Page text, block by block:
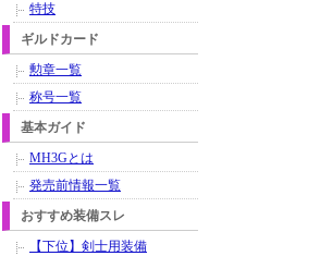
特技
ギルドカード
勲章一覧
称号一覧
基本ガイド
MH3Gとは
発売前情報一覧
おすすめ装備スレ
【下位】剣士用装備